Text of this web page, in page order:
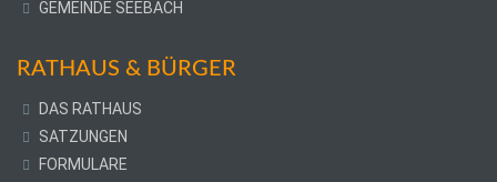
GEMEINDE SEEBACH
RATHAUS & BÜRGER
DAS RATHAUS
SATZUNGEN
FORMULARE